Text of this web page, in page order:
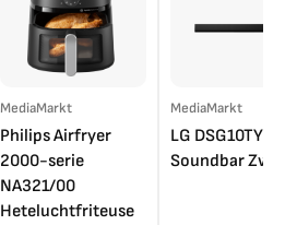
MediaMarkt
Philips Airfryer
2000-serie
NA321/00
Heteluchtfriteuse
MediaMarkt
LG DSG10TY
Soundbar